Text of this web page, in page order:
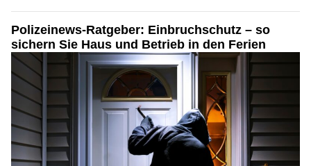
Polizeinews-Ratgeber: Einbruchschutz – so
sichern Sie Haus und Betrieb in den Ferien